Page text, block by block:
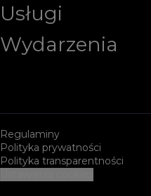
Usługi
Wydarzenia
Regulaminy
Polityka prywatności
Polityka transparentności